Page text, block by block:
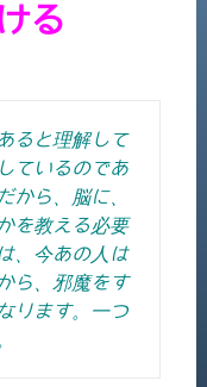
る
ると理解して
ているのであ
から、脳に、
を教える必要
、今あの人は
ら、邪魔をす
ります。一つ